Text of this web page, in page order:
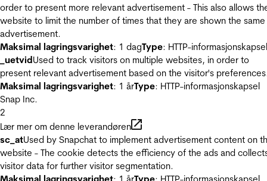
order to present more relevant advertisement - This also allows
website to limit the number of times that they are shown the same
advertisement.
Maksimal lagringsvarighet: 1 dagType: HTTP-informasjonskapsel
_uetvidUsed to track visitors on multiple websites, in order to
present relevant advertisement based on the visitor's
Maksimal lagringsvarighet: 1 årType: HTTP-informasjonskapsel
Snap Inc.
2
Lær mer om denne leverandøren
sc_atUsed by Snapchat to implement advertisement content on
website - The cookie detects the efficiency of the ads and
visitor data for further visitor segmentation.